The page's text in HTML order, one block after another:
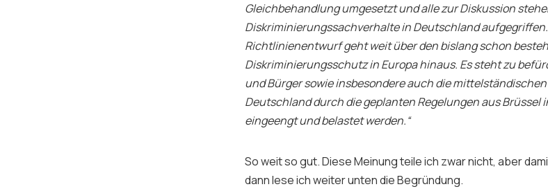
Gleichbehandlung umgesetzt und alle zur Diskussion
Diskriminierungssachverhalte in Deutschland
Richtlinienentwurf geht weit über den bislang schon
Diskriminierungsschutz in Europa hinaus. Es steht zu
und Bürger sowie insbesondere auch die
Deutschland durch die geplanten Regelungen aus Brüssel
eingeengt und belastet werden.“
So weit so gut. Diese Meinung teile ich zwar nicht, aber
dann lese ich weiter unten die Begründung.